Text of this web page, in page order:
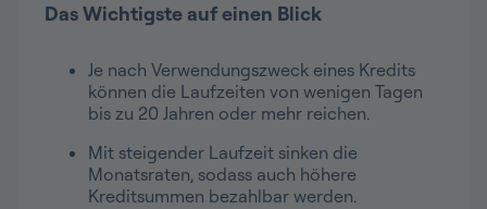
Das Wichtigste auf einen Blick
Je nach Verwendungszweck eines Kredits
können die Laufzeiten von wenigen Tagen
bis zu 20 Jahren oder mehr reichen.
Mit steigender Laufzeit sinken die
Monatsraten, sodass auch höhere
Kreditsummen bezahlbar werden.